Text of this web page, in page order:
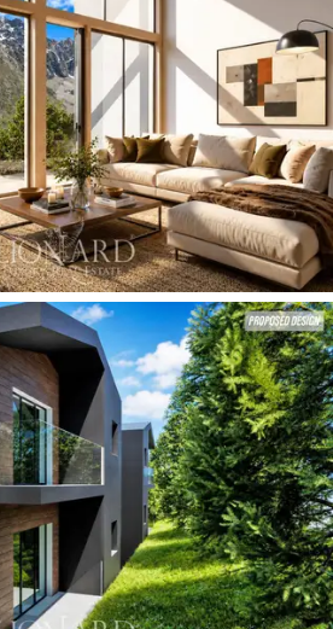
e aninhada entre pinheiros
composta por volumes limpos
e metal polido,
céu, sustentada por pilares de
extraordinária sensação de
terraços panorâmicos,
de vidro, oferecem uma
dos picos circundantes.
icônica de esquina,a
harmoniosamente a fachada
Hotel Brehorn, criando
o legado daBelle Époque
domercado imobiliário de luxo
de estar foram projetados para
paisagem alpina, utilizando
de profundo impacto visual. A
apresenta uma